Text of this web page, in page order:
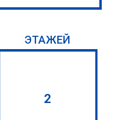
ЭТАЖЕЙ
2